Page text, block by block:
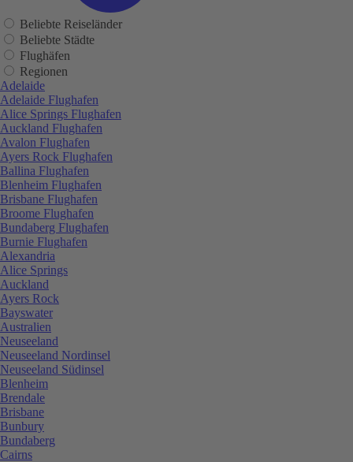
Beliebte Reiseländer
Beliebte Städte
Flughäfen
Regionen
Adelaide
Adelaide Flughafen
Alice Springs Flughafen
Auckland Flughafen
Avalon Flughafen
Ayers Rock Flughafen
Ballina Flughafen
Blenheim Flughafen
Brisbane Flughafen
Broome Flughafen
Bundaberg Flughafen
Burnie Flughafen
Alexandria
Alice Springs
Auckland
Ayers Rock
Bayswater
Australien
Neuseeland
Neuseeland Nordinsel
Neuseeland Südinsel
Blenheim
Brendale
Brisbane
Bunbury
Bundaberg
Cairns